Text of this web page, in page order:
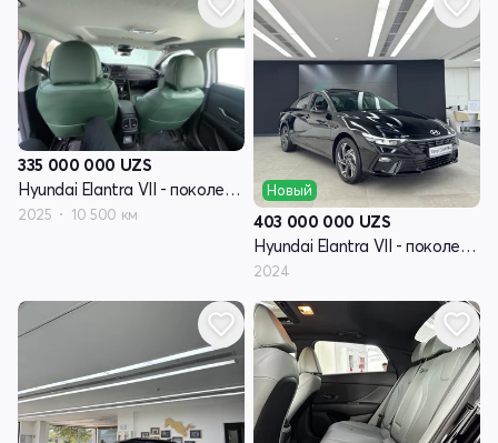
335 000 000 UZS
Hyundai Elantra VII - поколение рестайлинг (CN7)
2025 10 500 км
Новый
403 000 000 UZS
Hyundai Elantra VII - поколение рестайлинг (CN7)
2024